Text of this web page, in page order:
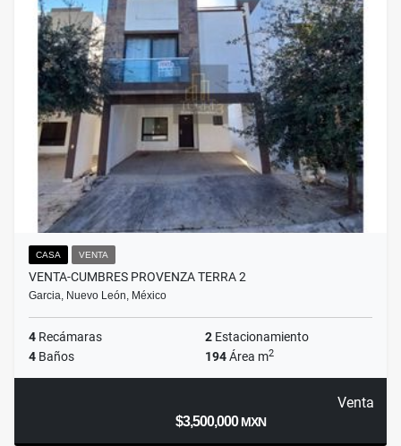
CASA VENTA
VENTA-CUMBRES PROVENZA TERRA 2
Garcia, Nuevo León, México
4 Recámaras 2 Estacionamiento
4 Baños 194Área m2
Venta
$3,500,000MXN